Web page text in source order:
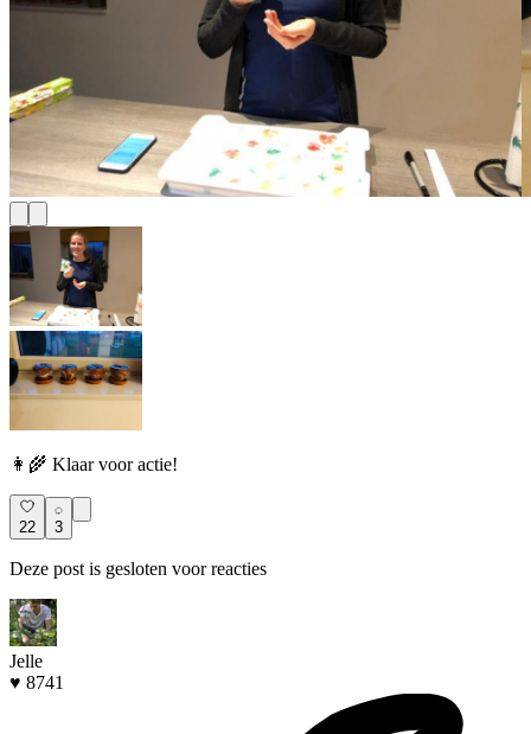
👩‍🌾 Klaar voor actie!
22 3
Deze post is gesloten voor reacties
Jelle
♥ 8741